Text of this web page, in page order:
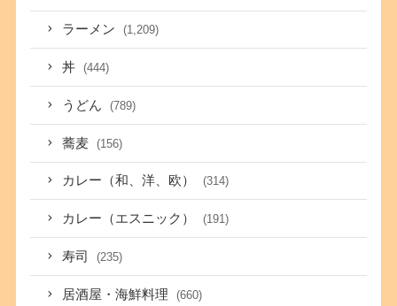
ラーメン (1,209)
丼 (444)
うどん (789)
蕎麦 (156)
カレー（和、洋、欧） (314)
カレー（エスニック） (191)
寿司 (235)
居酒屋・海鮮料理 (660)